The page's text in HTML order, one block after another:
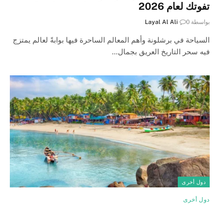
تفوتك لعام 2026
بواسطة Layal Al Ali 0
السياحة في برشلونة وأهم المعالم الساحرة فيها بوابةً لعالم يمتزج
فيه سحر التاريخ العريق بجمال…
دول أخرى
دول أخرى